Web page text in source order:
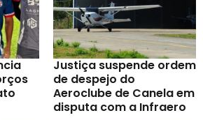
Justiça suspende ordem
de despejo do
Aeroclube de Canela em
disputa com a Infraero